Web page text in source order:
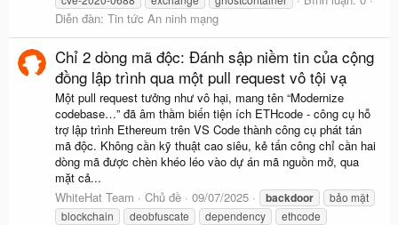
Diễn đàn: Tin tức An ninh mạng
Chỉ 2 dòng mã độc: Đánh sập niềm tin của cộng
đồng lập trình qua một pull request vô tội vạ
Một pull request tưởng như vô hại, mang tên “Modernize
codebase…” đã âm thầm biến tiện ích ETHcode - công cụ hỗ
trợ lập trình Ethereum trên VS Code thành công cụ phát tán
mã độc. Không cần kỹ thuật cao siêu, kẻ tấn công chỉ cần hai
dòng mã được chèn khéo léo vào dự án mã nguồn mở, qua
mặt cả...
WhiteHat Team
Chủ đề 09/07/2025 backdoor
bảo mật
blockchain
deobfuscate dependency
ethcode